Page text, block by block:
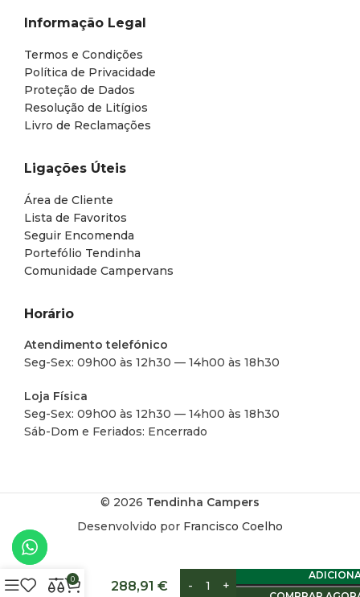
Informação Legal
Termos e Condições
Política de Privacidade
Proteção de Dados
Resolução de Litígios
Livro de Reclamações
Ligações Úteis
Área de Cliente
Lista de Favoritos
Seguir Encomenda
Portefólio Tendinha
Comunidade Campervans
Horário
Atendimento telefónico
Seg-Sex: 09h00 às 12h30 — 14h00 às 18h30
Loja Física
Seg-Sex: 09h00 às 12h30 — 14h00 às 18h30
Sáb-Dom e Feriados: Encerrado
© 2026 Tendinha Campers
Desenvolvido por Francisco Coelho
LAVA-
SNG
4237
288,91 €
0